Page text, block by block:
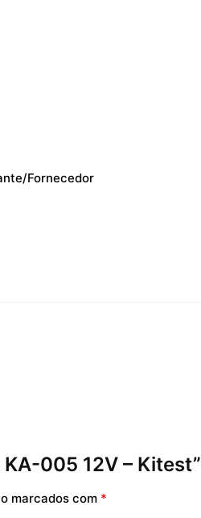
Fornecedor
005 12V – Kitest”
marcados com *